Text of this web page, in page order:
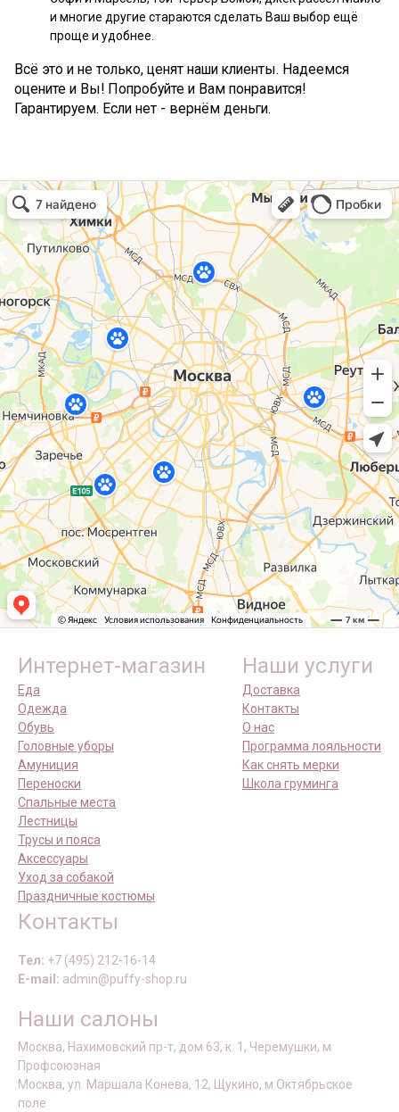
и многие другие стараются сделать Ваш выбор ещё
проще и удобнее.
Всё это и не только, ценят наши клиенты. Надеемся
оцените и Вы! Попробуйте и Вам понравится!
Гарантируем. Если нет - вернём деньги.
Интернет-магазин
Еда
Одежда
Обувь
Головные уборы
Амуниция
Переноски
Спальные места
Лестницы
Трусы и пояса
Аксессуары
Уход за собакой
Праздничные костюмы
Наши услуги
Доставка
Контакты
О нас
Программа лояльности
Как снять мерки
Школа груминга
Контакты
Тел: +7 (495) 212-16-14
E-mail: admin@puffy-shop.ru
Наши салоны
Москва, Нахимовский пр-т, дом 63, к. 1, Черемушки, м
Профсоюзная
Москва, ул. Маршала Конева, 12, Щукино, м Октябрьское
поле